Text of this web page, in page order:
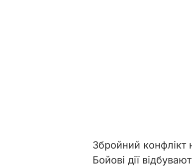
Збройний конфлікт
Бойові дії